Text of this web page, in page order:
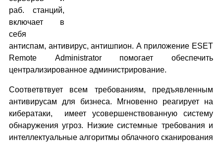
раб. станций,
включает в
себя
антиспам, антивирус, антишпион. А приложение ЕSET
Remоte Аdministrator помогает обеспечить
централизированное администрирование.
Соответвтвует всем требованиям, предъявленным
антивирусам для бизнеса. Мгновенно реагирует на
кибератаки, имеет усовершенствованную систему
обнаружения угроз. Низкие системные требования и
интеллектуальные алгоритмы облачного сканирования